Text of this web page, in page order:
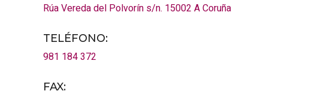
Rúa Vereda del Polvorín s/n. 15002 A Coruña
TELÉFONO:
981 184 372
FAX: